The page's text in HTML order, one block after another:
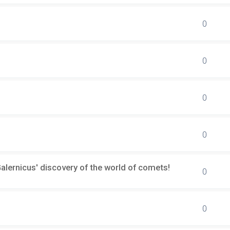
0
0
0
0
discovery of the world of comets! 0
0